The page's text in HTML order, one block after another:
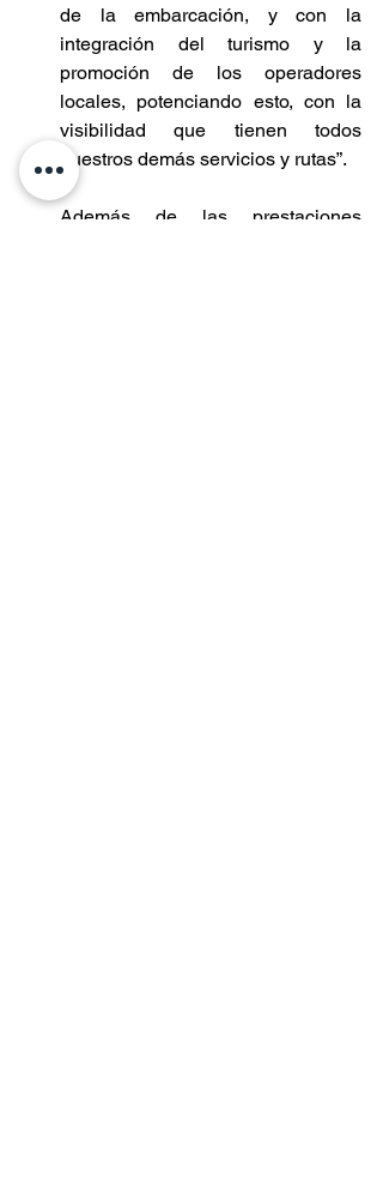
de la embarcación, y con la
integración del turismo y la
promoción de los operadores
locales, potenciando esto, con la
visibilidad que tienen todos
nuestros demás servicios y rutas”.
Además de las prestaciones